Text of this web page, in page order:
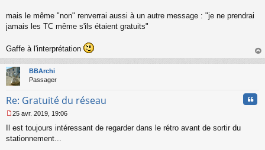
n
u
mais le même "non" renverrai aussi à un autre message : "je ne prendrai
jamais les TC même s'ils étaient gratuits"
Gaffe à l'interprétation
au
BBArchi
Passager
Re: Gratuité du réseau
e
s
25 avr. 2019, 19:06
Il est toujours intéressant de regarder dans le rétro avant de sortir du
stationnement...